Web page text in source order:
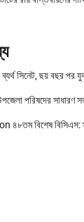
ব্যর্থ সিনেট, ছয় বছর পর
পরিষদের সাধারণ
on ৪৮তম বিশেষ বিসিএস: